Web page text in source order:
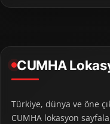
CUMHA
Türkiye, dünya ve öne
CUMHA lokasyon